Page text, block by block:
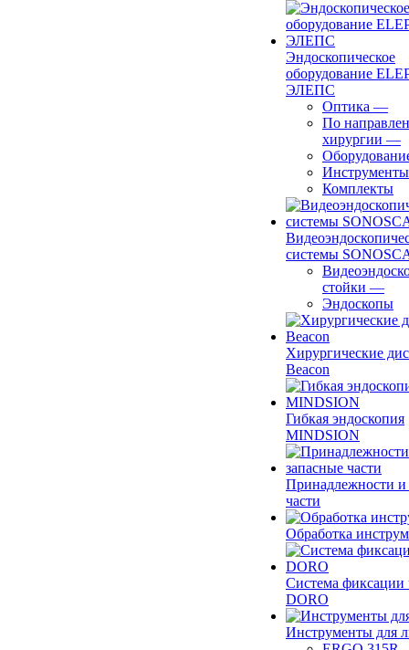
Эндоскопическое
оборудование
ЭЛЕПС
Оптика —
По
хирургии —
Инструменты
Комплекты
системы
стойки —
Эндоскопы
Хирургические
Beacon
Гибкая эндоскопия
MINDSION
Принадлежности и
части
Обработка
Система фиксации
DORO
Инструменты для